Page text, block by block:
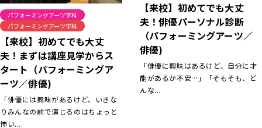
パフォーミングアーツ学科
パフォーミングアーツ学科
【来校】初めてでも大丈
夫！まずは講座見学からス
タート（パフォーミングア
ーツ／俳優)
「俳優には興味があるけど、いきな
りみんなの前で演じるのはちょっと
怖い...
【来校】初めてでも大丈
夫！俳優パーソナル診断
（パフォーミングアーツ／
俳優)
「俳優に興味はあるけど、自分に才
能があるか不安…」「そもそも、ど
んな...